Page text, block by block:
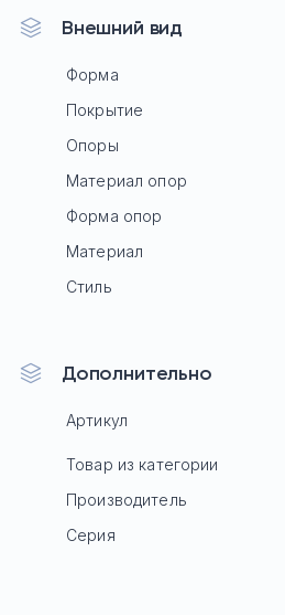
Внешний вид
Форма
Покрытие
Опоры
Материал опор
Форма опор
Материал
Стиль
Дополнительно
Артикул
Товар из категории
Производитель
Серия